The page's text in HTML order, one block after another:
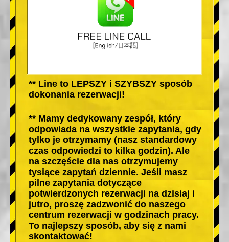
** Line to LEPSZY i SZYBSZY sposób
dokonania rezerwacji!
** Mamy dedykowany zespół, który
odpowiada na wszystkie zapytania, gdy
tylko je otrzymamy (nasz standardowy
czas odpowiedzi to kilka godzin). Ale
na szczęście dla nas otrzymujemy
tysiące zapytań dziennie. Jeśli masz
pilne zapytania dotyczące
potwierdzonych rezerwacji na dzisiaj i
jutro, proszę zadzwonić do naszego
centrum rezerwacji w godzinach pracy.
To najlepszy sposób, aby się z nami
skontaktować!